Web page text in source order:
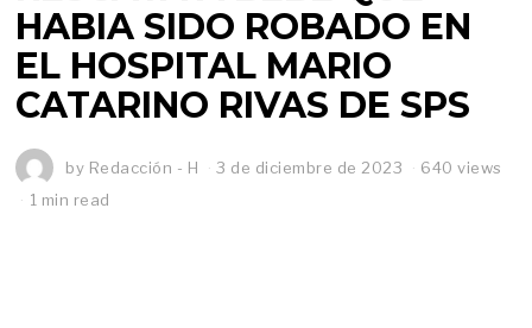
HABIA SIDO ROBADO EN
EL HOSPITAL MARIO
CATARINO RIVAS DE SPS
by Redacción - H 3 de diciembre de 2023
640 views
1 min read